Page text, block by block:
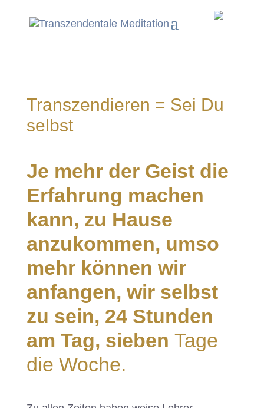
Transzendieren = Sei Du
selbst
Je mehr der Geist die
Erfahrung machen
kann, zu Hause
anzukommen, umso
mehr können wir
anfangen, wir selbst
zu sein, 24 Stunden
am Tag, sieben Tage
die Woche.